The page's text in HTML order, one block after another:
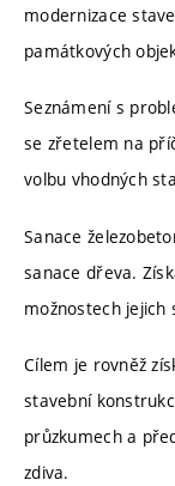
modernizace
památkových
Seznámení s
se zřetelem na
volbu vhodných
Sanace
sanace dřeva.
možnostech jejich
Cílem je rovněž
stavební
průzkumech a
zdiva.